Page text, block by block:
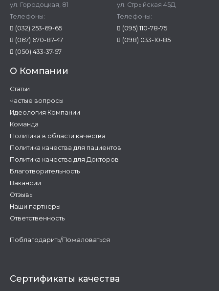
ул. Городоцкая, 81
Телефоны:
(032) 253-69-65
(067) 670-87-47
(050) 433-37-57
ул. Стрыйская 45Д
Телефоны:
(095) 110-78-75
(098) 033-10-85
О Компании
Статьи
Частые вопросы
Идеология Компании
Команда
Политика в области качества
Политика качества для пациентов
Политика качества для Докторов
Благотворительность
Вакансии
Отзывы
Наши партнеры
Ответственность
Поблагодарить/Пожаловаться
Сертификаты качества